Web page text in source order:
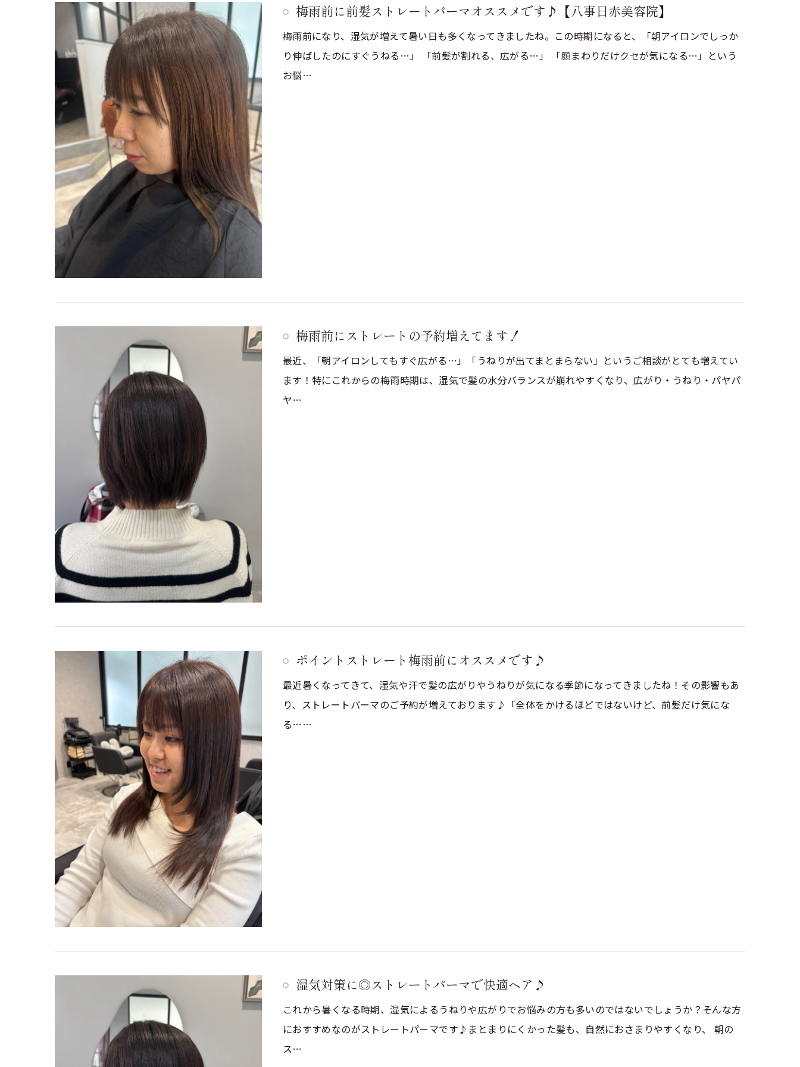
梅雨前に前髪ストレートパーマオススメです♪【八事日赤美容院】
梅雨前になり、湿気が増えて暑い日も多くなってきましたね。この時期になると、「朝アイロンでしっか
り伸ばしたのにすぐうねる…」 「前髪が割れる、広がる…」 「顔まわりだけクセが気になる…」という
お悩…
梅雨前にストレートの予約増えてます！
最近、「朝アイロンしてもすぐ広がる…」「うねりが出てまとまらない」というご相談がとても増えてい
ます！特にこれからの梅雨時期は、湿気で髪の水分バランスが崩れやすくなり、広がり・うねり・パヤパ
ヤ…
ポイントストレート梅雨前にオススメです♪
最近暑くなってきて、湿気や汗で髪の広がりやうねりが気になる季節になってきましたね！その影響もあ
り、ストレートパーマのご予約が増えております♪「全体をかけるほどではないけど、前髪だけ気にな
る……
湿気対策に◎ストレートパーマで快適ヘア♪
これから暑くなる時期、湿気によるうねりや広がりでお悩みの方も多いのではないでしょうか？そんな方
におすすめなのがストレートパーマです♪まとまりにくかった髪も、自然におさまりやすくなり、 朝の
ス…